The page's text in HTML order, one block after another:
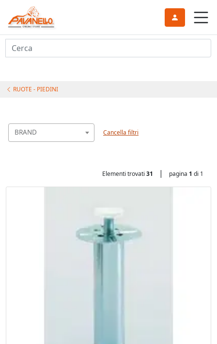
Cerca
RUOTE - PIEDINI
BRAND Cancella filtri
Elementi trovati 31 | pagina 1 di 1